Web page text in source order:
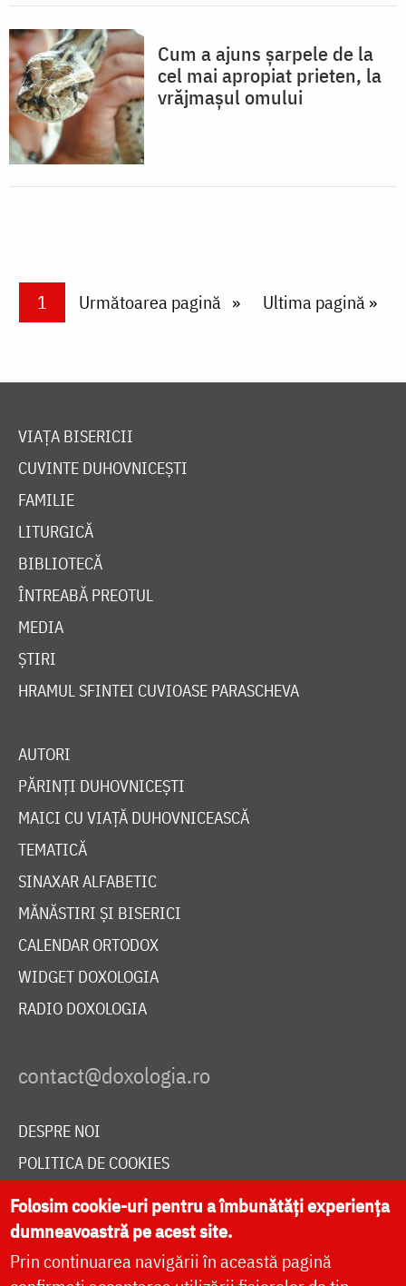
Cum a ajuns șarpele de la
cel mai apropiat prieten, la
vrăjmașul omului
PaginareCurrent page
1 Next page
Următoarea pagină Last page
Ultima pagină »
VIAȚA BISERICII
CUVINTE DUHOVNICEȘTI
FAMILIE
LITURGICĂ
BIBLIOTECĂ
ÎNTREABĂ PREOTUL
MEDIA
ȘTIRI
HRAMUL SFINTEI CUVIOASE PARASCHEVA
AUTORI
PĂRINȚI DUHOVNICEȘTI
MAICI CU VIAȚĂ DUHOVNICEASCĂ
TEMATICĂ
SINAXAR ALFABETIC
MĂNĂSTIRI ȘI BISERICI
CALENDAR ORTODOX
WIDGET DOXOLOGIA
RADIO DOXOLOGIA
DESPRE NOI
POLITICA DE COOKIES
DONEAZĂ ONLINE PENTRU CATEDRALA NAȚIONALĂ
LIVE
Folosim cookie-uri pentru a îmbunătăți experiența
dumneavoastră pe acest site.
Prin continuarea navigării în această pagină